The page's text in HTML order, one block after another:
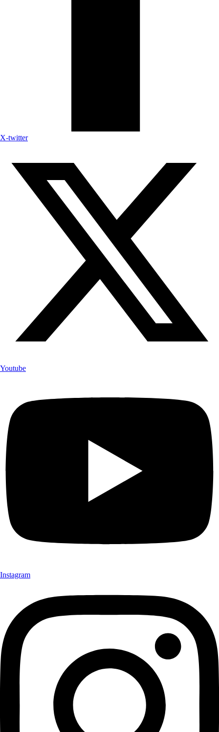
X-twitter
Youtube
Instagram